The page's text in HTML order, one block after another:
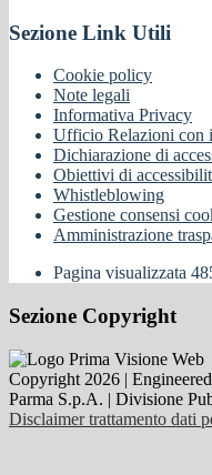
Sezione Link Utili
Cookie policy
Note legali
Informativa Privacy
Ufficio Relazioni con
Dichiarazione di
Obiettivi di
Whistleblowing
Gestione consensi
Amministrazione
Pagina visualizzata
Sezione Copyright
Copyright 2026 |
Parma S.p.A. | Divisione
Disclaimer trattamento dati